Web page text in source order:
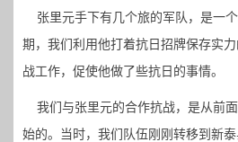
张里元手下有几个旅的军队，是一
期，我们利用他打着抗日招牌保存实
战工作，促使他做了些抗日的事情。
我们与张里元的合作抗战，是从前
始的。当时，我们队伍刚刚转移到新